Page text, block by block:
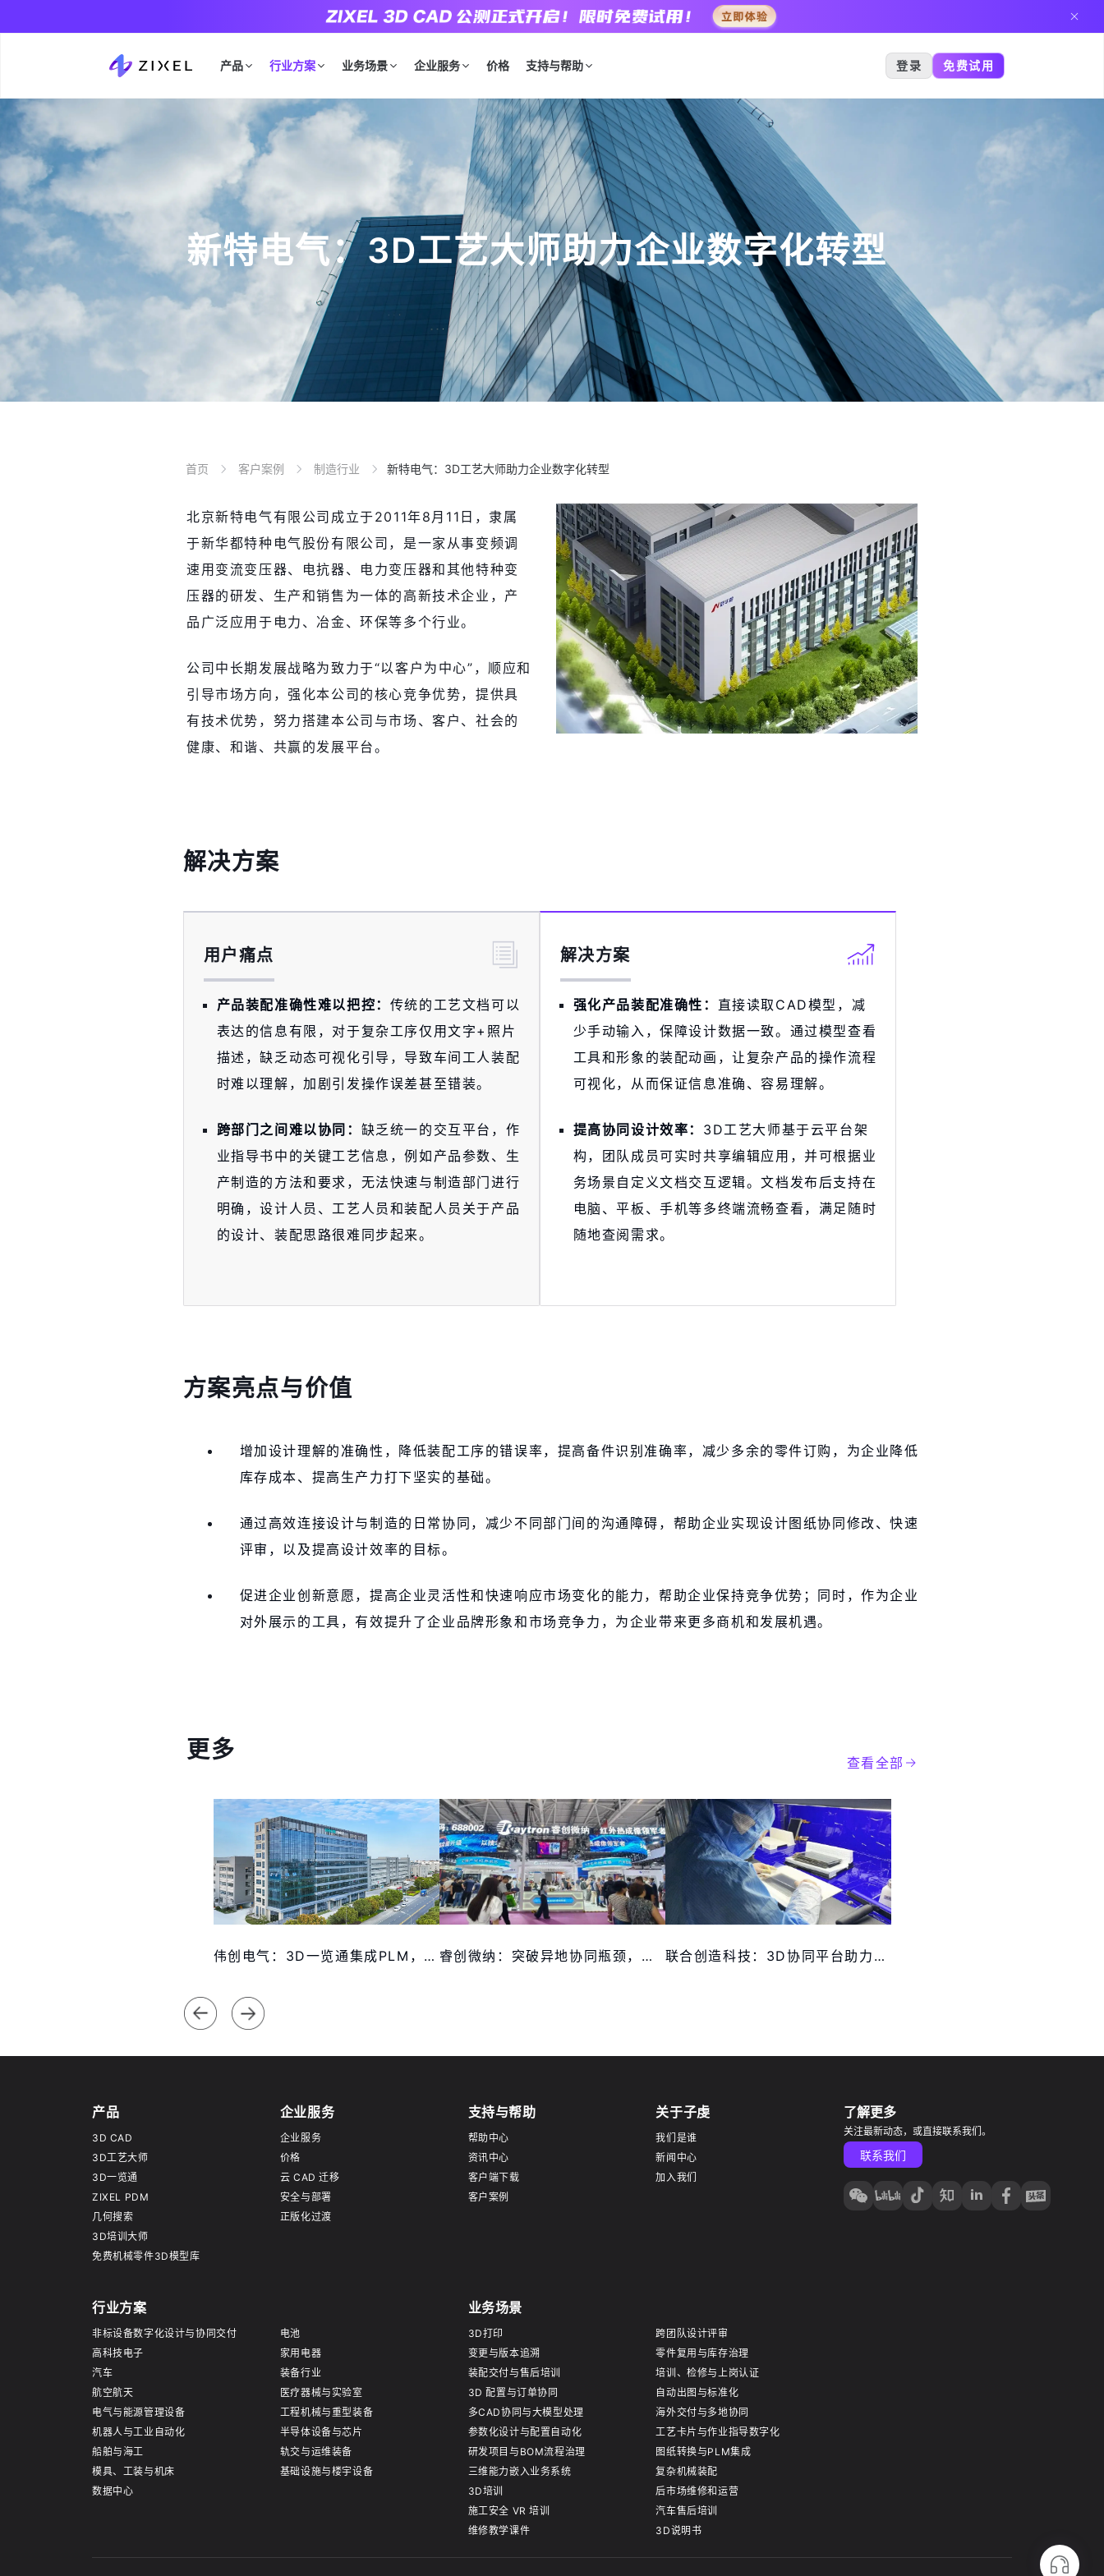
产品 行业方案 业务场景 企业服务 价格 支持与帮助 登录 免费试用
新特电气：3D工艺大师助力企业数字化转型
首页 客户案例 制造行业 新特电气：3D工艺大师助力企业数字化转型
北京新特电气有限公司成立于2011年8月11日，隶属
于新华都特种电气股份有限公司，是一家从事变频调
速用变流变压器、电抗器、电力变压器和其他特种变
压器的研发、生产和销售为一体的高新技术企业，产
品广泛应用于电力、冶金、环保等多个行业。
公司中长期发展战略为致力于“以客户为中心”，顺应和
引导市场方向，强化本公司的核心竞争优势，提供具
有技术优势，努力搭建本公司与市场、客户、社会的
健康、和谐、共赢的发展平台。
解决方案
用户痛点
产品装配准确性难以把控： 传统的工艺文档可以
表达的信息有限，对于复杂工序仅用文字+照片
描述，缺乏动态可视化引导，导致车间工人装配
时难以理解，加剧引发操作误差甚至错装。
跨部门之间难以协同： 缺乏统一的交互平台，作
业指导书中的关键工艺信息，例如产品参数、生
产制造的方法和要求，无法快速与制造部门进行
明确，设计人员、工艺人员和装配人员关于产品
的设计、装配思路很难同步起来。
解决方案
强化产品装配准确性： 直接读取CAD模型，减
少手动输入，保障设计数据一致。通过模型查看
工具和形象的装配动画，让复杂产品的操作流程
可视化，从而保证信息准确、容易理解。
提高协同设计效率： 3D工艺大师基于云平台架
构，团队成员可实时共享编辑应用，并可根据业
务场景自定义文档交互逻辑。文档发布后支持在
电脑、平板、手机等多终端流畅查看，满足随时
随地查阅需求。
方案亮点与价值
增加设计理解的准确性，降低装配工序的错误率，提高备件识别准确率，减少多余的零件订购，为企业降低
库存成本、提高生产力打下坚实的基础。
通过高效连接设计与制造的日常协同，减少不同部门间的沟通障碍，帮助企业实现设计图纸协同修改、快速
评审，以及提高设计效率的目标。
促进企业创新意愿，提高企业灵活性和快速响应市场变化的能力，帮助企业保持竞争优势；同时，作为企业
对外展示的工具，有效提升了企业品牌形象和市场竞争力，为企业带来更多商机和发展机遇。
更多 查看全部
伟创电气：3D一览通集成PLM，推动上市公司协同提速60% 睿创微纳：突破异地协同瓶颈，重塑研发协作模式 联合创造科技：3D协同平台助力研发降错与高效创新
产品
3D CAD
3D工艺大师
3D一览通
ZIXEL PDM
几何搜索
3D培训大师
免费机械零件3D模型库
企业服务
企业服务
价格
云 CAD 迁移
安全与部署
正版化过渡
支持与帮助
帮助中心
资讯中心
客户端下载
客户案例
关于子虔
我们是谁
新闻中心
加入我们
行业方案
非标设备数字化设计与协同交付
电池
高科技电子
家用电器
汽车
装备行业
航空航天
医疗器械与实验室
电气与能源管理设备
工程机械与重型装备
机器人与工业自动化
半导体设备与芯片
船舶与海工
轨交与运维装备
模具、工装与机床
基础设施与楼宇设备
数据中心
业务场景
3D打印
跨团队设计评审
变更与版本追溯
零件复用与库存治理
装配交付与售后培训
培训、检修与上岗认证
3D 配置与订单协同
自动出图与标准化
多CAD协同与大模型处理
海外交付与多地协同
参数化设计与配置自动化
工艺卡片与作业指导数字化
研发项目与BOM流程治理
图纸转换与PLM集成
三维能力嵌入业务系统
复杂机械装配
3D培训
后市场维修和运营
施工安全 VR 培训
汽车售后培训
维修教学课件
3D说明书
了解更多
关注最新动态，或直接联系我们。
联系我们